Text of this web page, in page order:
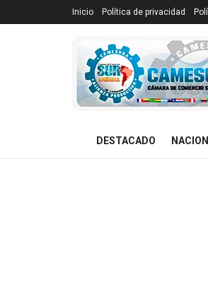
Inicio Política de privacidad
DESTACADO